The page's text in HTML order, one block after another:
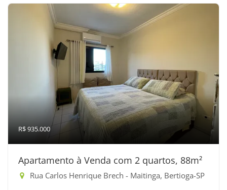
R$ 935.000
Apartamento à Venda com 2 quartos, 88m²
Rua Carlos Henrique Brech - Maitinga, Bertioga-SP